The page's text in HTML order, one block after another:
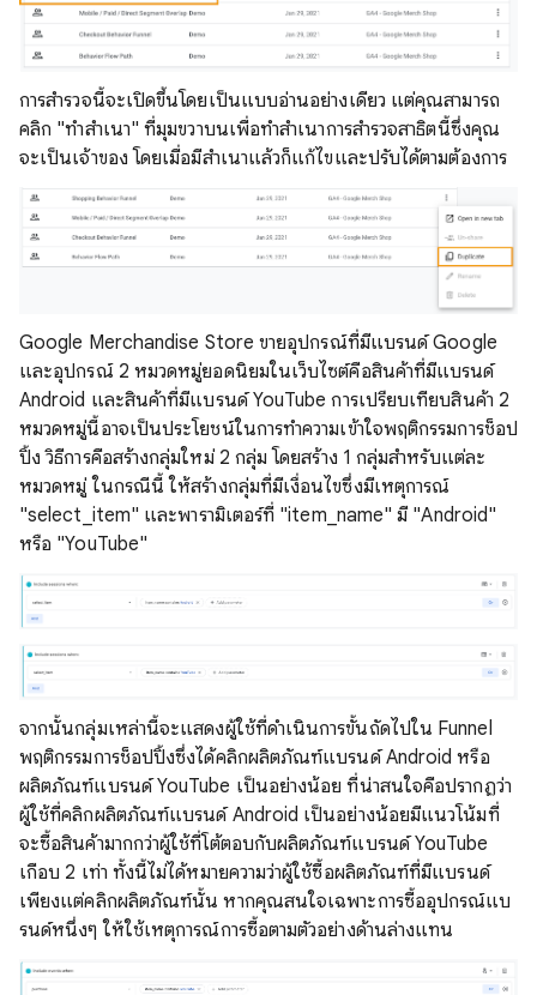
การสํารวจนี้จะเปิดขึ้นโดยเป็นแบบอ่านอย่างเดียว แต่คุณสามารถ
คลิก "ทําสําเนา" ที่มุมขวาบนเพื่อทําสําเนาการสํารวจสาธิตนี้ซึ่งคุณ
จะเป็นเจ้าของ โดยเมื่อมีสําเนาแล้วก็แก้ไขและปรับได้ตามต้องการ
Google Merchandise Store ขายอุปกรณ์ที่มีแบรนด์ Google
และอุปกรณ์ 2 หมวดหมู่ยอดนิยมในเว็บไซต์คือสินค้าที่มีแบรนด์
Android และสินค้าที่มีแบรนด์ YouTube การเปรียบเทียบสินค้า 2
หมวดหมู่นี้อาจเป็นประโยชน์ในการทําความเข้าใจพฤติกรรมการช็อป
ปิ้ง วิธีการคือสร้างกลุ่มใหม่ 2 กลุ่ม โดยสร้าง 1 กลุ่มสําหรับแต่ละ
หมวดหมู่ ในกรณีนี้ ให้สร้างกลุ่มที่มีเงื่อนไขซึ่งมีเหตุการณ์
"select_item" และพารามิเตอร์ที่ "item_name" มี "Android"
หรือ "YouTube"
จากนั้นกลุ่มเหล่านี้จะแสดงผู้ใช้ที่ดำเนินการขั้นถัดไปใน Funnel
พฤติกรรมการช็อปปิ้งซึ่งได้คลิกผลิตภัณฑ์แบรนด์ Android หรือ
ผลิตภัณฑ์แบรนด์ YouTube เป็นอย่างน้อย ที่น่าสนใจคือปรากฏว่า
ผู้ใช้ที่คลิกผลิตภัณฑ์แบรนด์ Android เป็นอย่างน้อยมีแนวโน้มที่
จะซื้อสินค้ามากกว่าผู้ใช้ที่โต้ตอบกับผลิตภัณฑ์แบรนด์ YouTube
เกือบ 2 เท่า ทั้งนี้ไม่ได้หมายความว่าผู้ใช้ซื้อผลิตภัณฑ์ที่มีแบรนด์
เพียงแต่คลิกผลิตภัณฑ์นั้น หากคุณสนใจเฉพาะการซื้ออุปกรณ์แบ
รนด์หนึ่งๆ ให้ใช้เหตุการณ์การซื้อตามตัวอย่างด้านล่างแทน